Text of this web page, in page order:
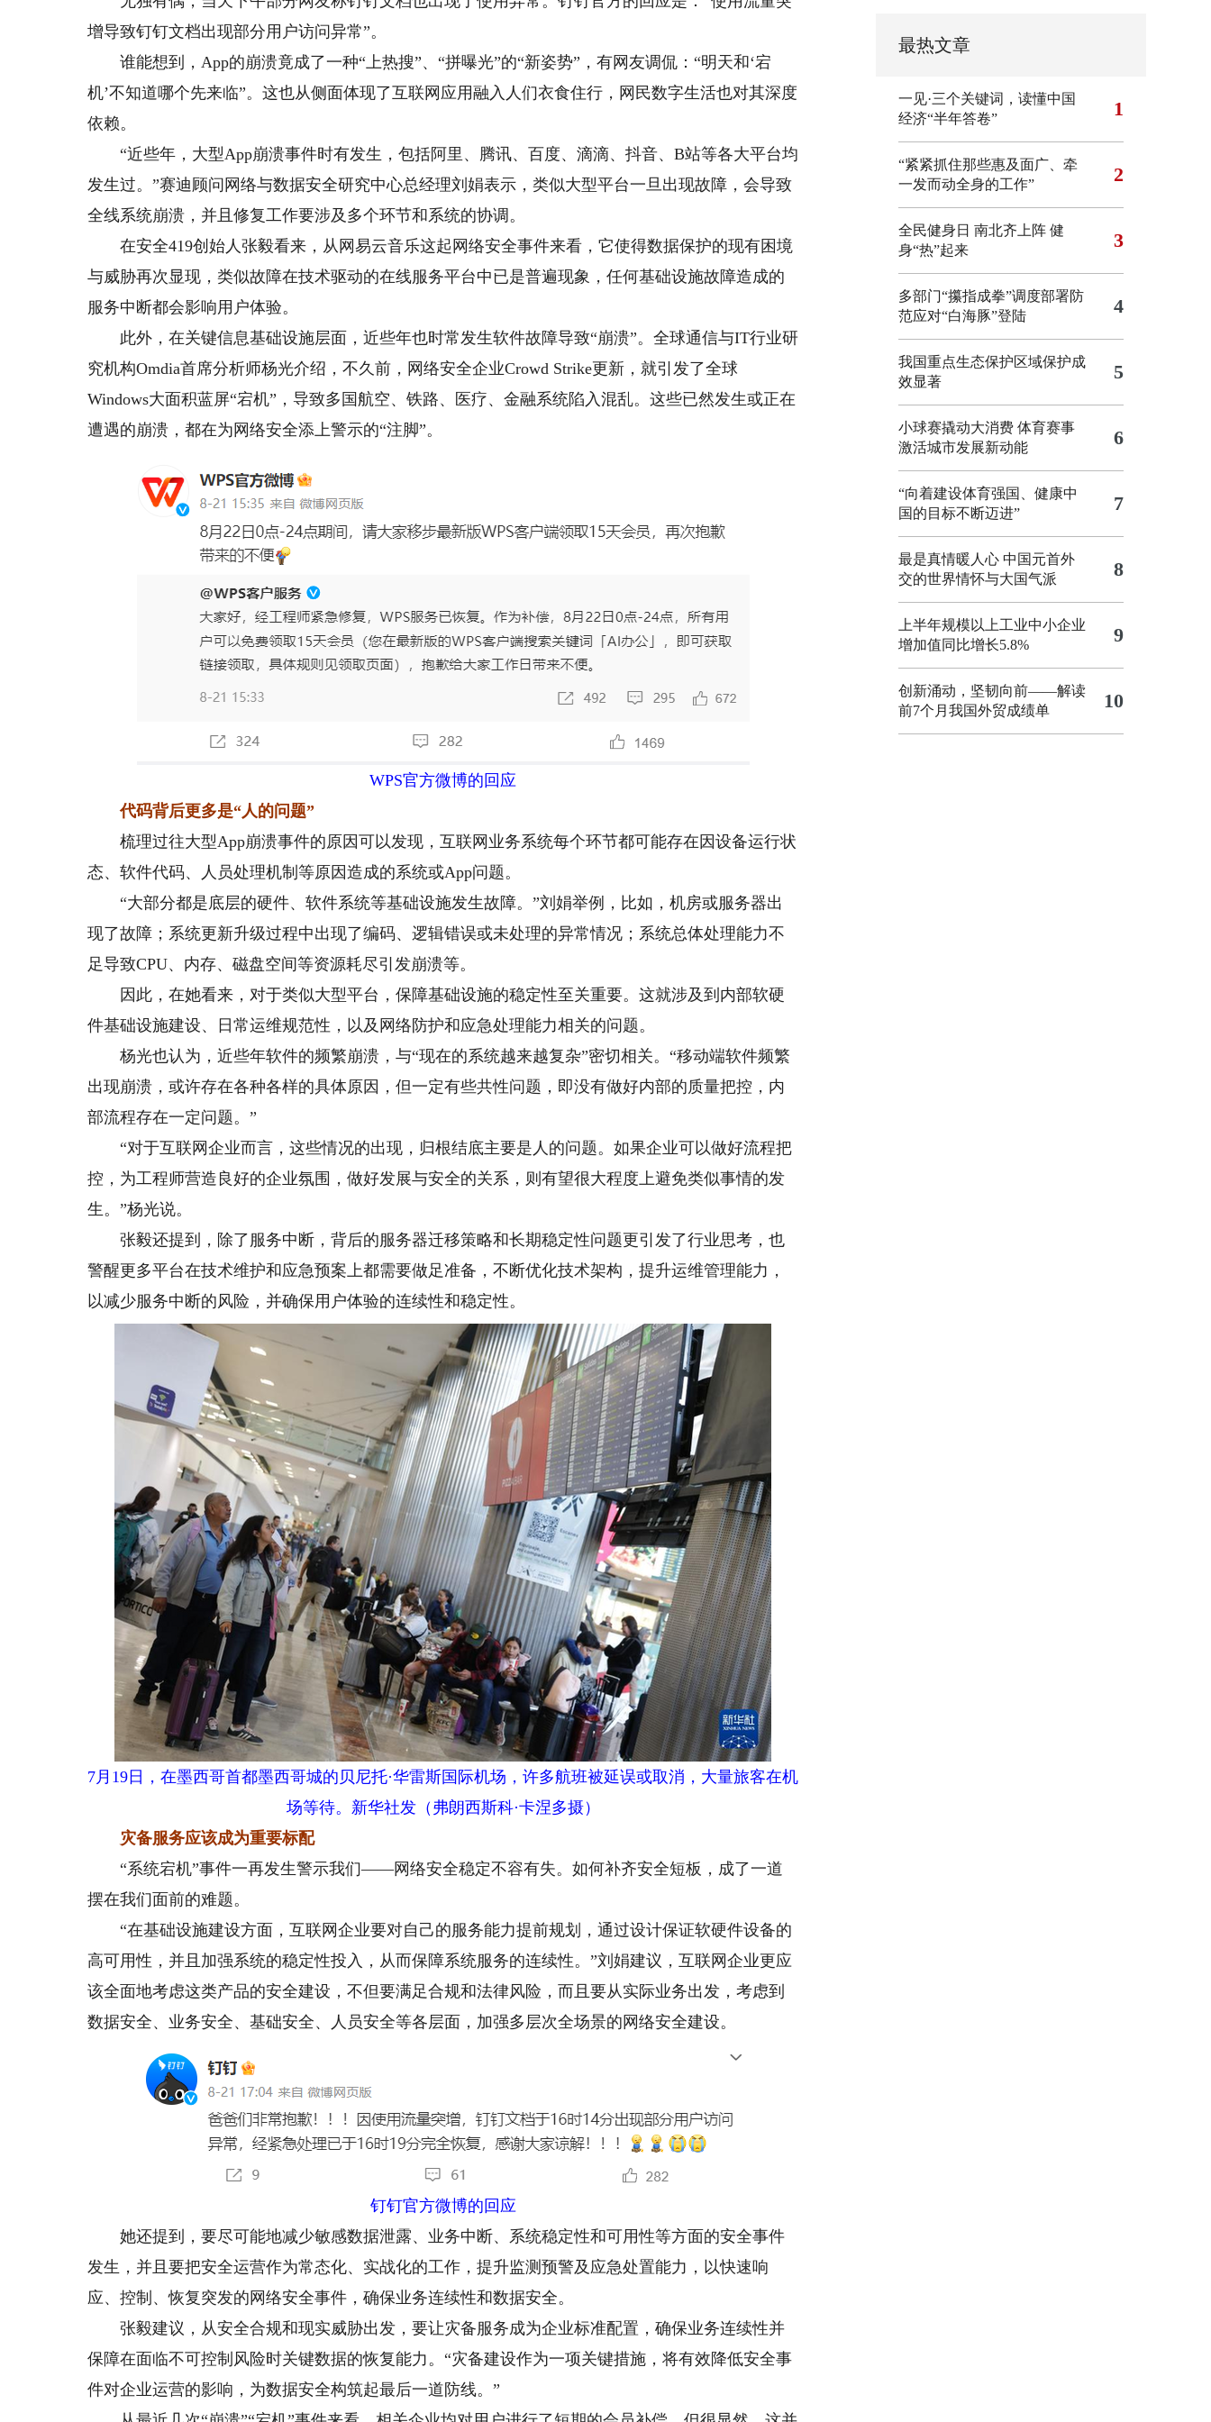
增导致钉钉文档出现部分用户访问异常”。
谁能想到，App的崩溃竟成了一种“上热搜”、“拼曝光”的“新姿势”，有网友调侃：“明天和‘宕
机’不知道哪个先来临”。这也从侧面体现了互联网应用融入人们衣食住行，网民数字生活也对其深度
依赖。
“近些年，大型App崩溃事件时有发生，包括阿里、腾讯、百度、滴滴、抖音、B站等各大平台均
发生过。”赛迪顾问网络与数据安全研究中心总经理刘娟表示，类似大型平台一旦出现故障，会导致
全线系统崩溃，并且修复工作要涉及多个环节和系统的协调。
在安全419创始人张毅看来，从网易云音乐这起网络安全事件来看，它使得数据保护的现有困境
与威胁再次显现，类似故障在技术驱动的在线服务平台中已是普遍现象，任何基础设施故障造成的
服务中断都会影响用户体验。
此外，在关键信息基础设施层面，近些年也时常发生软件故障导致“崩溃”。全球通信与IT行业研
究机构Omdia首席分析师杨光介绍，不久前，网络安全企业Crowd Strike更新，就引发了全球
Windows大面积蓝屏“宕机”，导致多国航空、铁路、医疗、金融系统陷入混乱。这些已然发生或正在
遭遇的崩溃，都在为网络安全添上警示的“注脚”。
WPS官方微博的回应
代码背后更多是“人的问题”
梳理过往大型App崩溃事件的原因可以发现，互联网业务系统每个环节都可能存在因设备运行状
态、软件代码、人员处理机制等原因造成的系统或App问题。
“大部分都是底层的硬件、软件系统等基础设施发生故障。”刘娟举例，比如，机房或服务器出
现了故障；系统更新升级过程中出现了编码、逻辑错误或未处理的异常情况；系统总体处理能力不
足导致CPU、内存、磁盘空间等资源耗尽引发崩溃等。
因此，在她看来，对于类似大型平台，保障基础设施的稳定性至关重要。这就涉及到内部软硬
件基础设施建设、日常运维规范性，以及网络防护和应急处理能力相关的问题。
杨光也认为，近些年软件的频繁崩溃，与“现在的系统越来越复杂”密切相关。“移动端软件频繁
出现崩溃，或许存在各种各样的具体原因，但一定有些共性问题，即没有做好内部的质量把控，内
部流程存在一定问题。”
“对于互联网企业而言，这些情况的出现，归根结底主要是人的问题。如果企业可以做好流程把
控，为工程师营造良好的企业氛围，做好发展与安全的关系，则有望很大程度上避免类似事情的发
生。”杨光说。
张毅还提到，除了服务中断，背后的服务器迁移策略和长期稳定性问题更引发了行业思考，也
警醒更多平台在技术维护和应急预案上都需要做足准备，不断优化技术架构，提升运维管理能力，
以减少服务中断的风险，并确保用户体验的连续性和稳定性。
7月19日，在墨西哥首都墨西哥城的贝尼托·华雷斯国际机场，许多航班被延误或取消，大量旅客在机
场等待。新华社发（弗朗西斯科·卡涅多摄）
灾备服务应该成为重要标配
“系统宕机”事件一再发生警示我们——网络安全稳定不容有失。如何补齐安全短板，成了一道
摆在我们面前的难题。
“在基础设施建设方面，互联网企业要对自己的服务能力提前规划，通过设计保证软硬件设备的
高可用性，并且加强系统的稳定性投入，从而保障系统服务的连续性。”刘娟建议，互联网企业更应
该全面地考虑这类产品的安全建设，不但要满足合规和法律风险，而且要从实际业务出发，考虑到
数据安全、业务安全、基础安全、人员安全等各层面，加强多层次全场景的网络安全建设。
钉钉官方微博的回应
她还提到，要尽可能地减少敏感数据泄露、业务中断、系统稳定性和可用性等方面的安全事件
发生，并且要把安全运营作为常态化、实战化的工作，提升监测预警及应急处置能力，以快速响
应、控制、恢复突发的网络安全事件，确保业务连续性和数据安全。
张毅建议，从安全合规和现实威胁出发，要让灾备服务成为企业标准配置，确保业务连续性并
保障在面临不可控制风险时关键数据的恢复能力。“灾备建设作为一项关键措施，将有效降低安全事
件对企业运营的影响，为数据安全构筑起最后一道防线。”
最热文章
一见·三个关键词，读懂中国
经济“半年答卷”
1
“紧紧抓住那些惠及面广、牵
一发而动全身的工作”
2
全民健身日 南北齐上阵 健
身“热”起来
3
多部门“攥指成拳”调度部署防
范应对“白海豚”登陆
4
我国重点生态保护区域保护成
效显著
5
小球赛撬动大消费 体育赛事
激活城市发展新动能
6
“向着建设体育强国、健康中
国的目标不断迈进”
7
最是真情暖人心 中国元首外
交的世界情怀与大国气派
8
上半年规模以上工业中小企业
增加值同比增长5.8%
9
创新涌动，坚韧向前——解读
前7个月我国外贸成绩单
10